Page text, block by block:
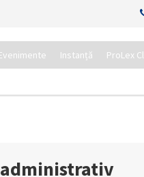
Instanță ProLex